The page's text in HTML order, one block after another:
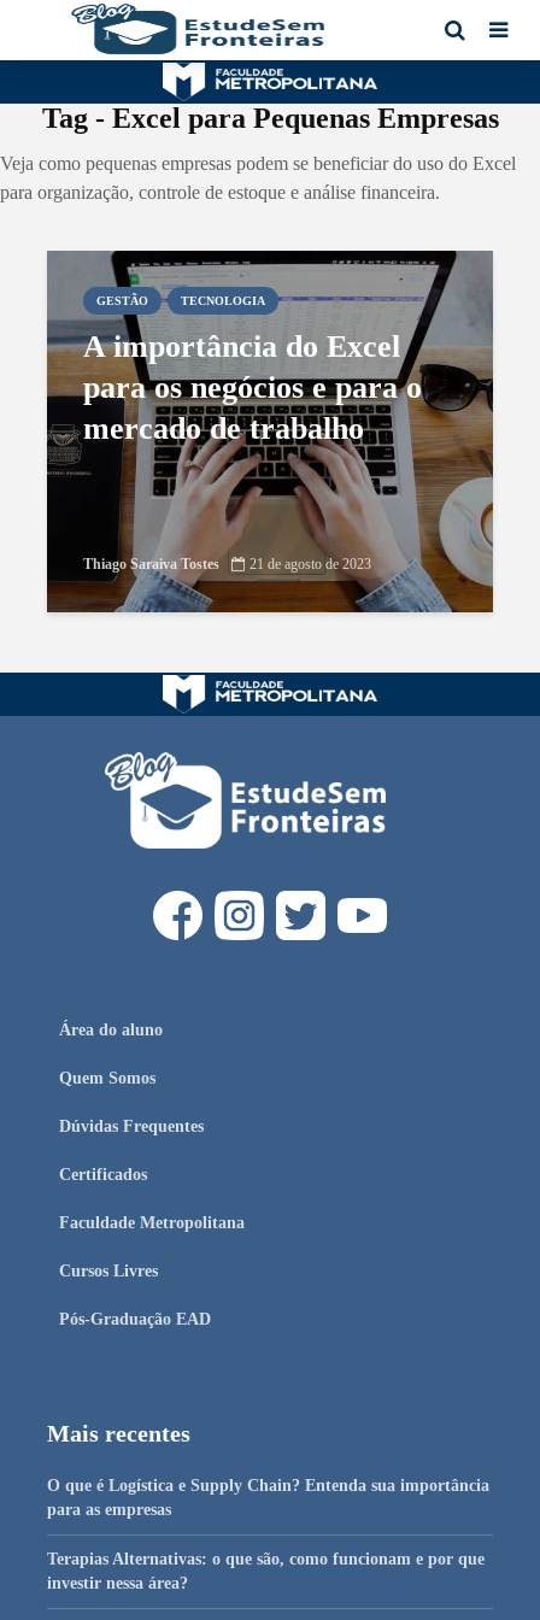
Tag - Excel para Pequenas Empresas
Veja como pequenas empresas podem se beneficiar do uso do Excel
para organização, controle de estoque e análise financeira.
GESTÃO TECNOLOGIA
A importância do Excel
para os negócios e para o
mercado de trabalho
Thiago Saraiva Tostes 21 de agosto de 2023
Área do aluno
Quem Somos
Dúvidas Frequentes
Certificados
Faculdade Metropolitana
Cursos Livres
Pós-Graduação EAD
Mais recentes
O que é Logística e Supply Chain? Entenda sua importância
para as empresas
Terapias Alternativas: o que são, como funcionam e por que
investir nessa área?